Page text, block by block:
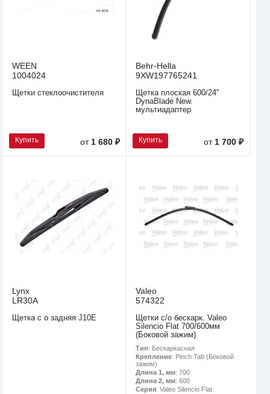
WEEN
1004024
Щетки стеклоочистителя
Купить от 1 680 ₽
Behr-Hella
9XW197765241
Щетка плоская 600/24''
DynaBlade New.
мультиадаптер
Купить от 1 700 ₽
Lynx
LR30A
Щетка с о задняя J10E
Valeo
574322
Щетки с/о бескарк. Valeo
Silencio Flat 700/600мм
(Боковой зажим)
Тип: Бескаркасная
Крепление: Pinch Tab (Боковой
зажим)
Длина 1, мм: 700
Длина 2, мм: 600
Серия: Valeo Silencio Flat